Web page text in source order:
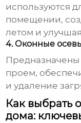
используются
помещении,
летом и
4. Оконные
Предназначены
проем,
и удаление
Как выбрать
дома: